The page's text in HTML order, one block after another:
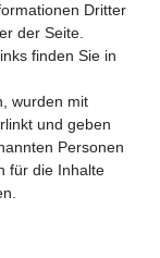
Dritter
der Seite.
finden Sie in
wurden mit
und geben
Personen
für die Inhalte